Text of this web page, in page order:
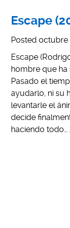
Escape
Postedoctubre
Escape
hombre que ha
Pasado el
ayudarlo, ni su
levantarle el
decide
haciendo todo…